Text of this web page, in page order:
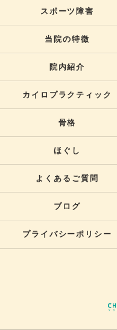
スポーツ障害
当院の特徴
院内紹介
カイロプラクティック
骨格
ほぐし
よくあるご質問
ブログ
プライバシーポリシー